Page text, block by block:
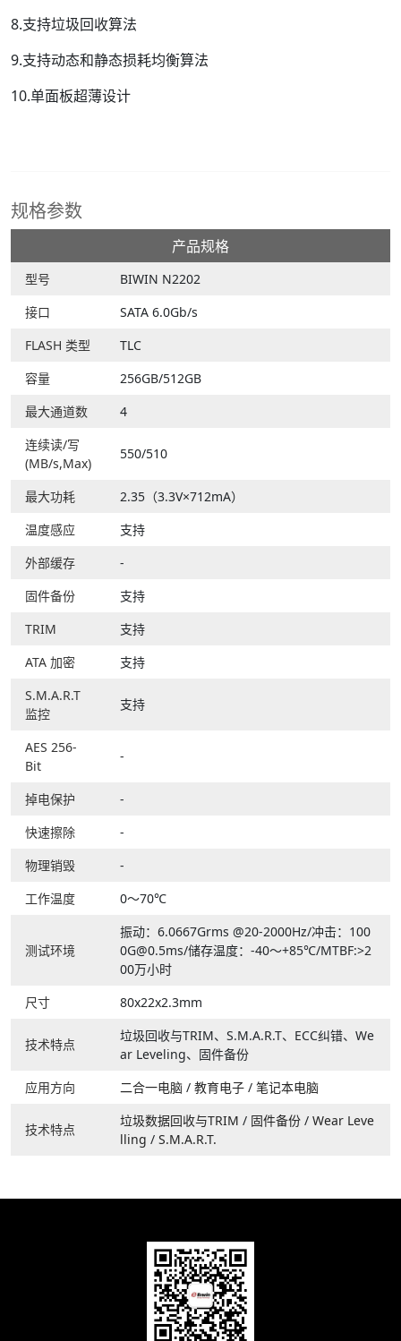
8.支持垃圾回收算法
9.支持动态和静态损耗均衡算法
10.单面板超薄设计
规格参数
产品规格
型号
BIWIN N2202
接口
SATA 6.0Gb/s
FLASH 类型
TLC
容量
256GB/512GB
最大通道数
4
连续读/写
(MB/s,Max)
550/510
最大功耗
2.35（3.3V×712mA）
温度感应
支持
外部缓存
-
固件备份
支持
TRIM
支持
ATA 加密
支持
S.M.A.R.T
监控
支持
AES 256-
Bit
-
掉电保护
-
快速擦除
-
物理销毁
-
工作温度
0～70℃
测试环境
振动：6.0667Grms @20-2000Hz/冲击：100
0G@0.5ms/储存温度：-40～+85℃/MTBF:>2
00万小时
尺寸
80x22x2.3mm
技术特点
垃圾回收与TRIM、S.M.A.R.T、ECC纠错、We
ar Leveling、固件备份
应用方向
二合一电脑 / 教育电子 / 笔记本电脑
技术特点
垃圾数据回收与TRIM / 固件备份 / Wear Leve
lling / S.M.A.R.T.